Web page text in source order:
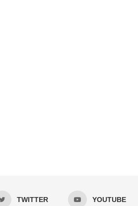
TWITTER YOUTUBE